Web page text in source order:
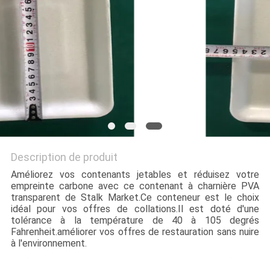
SITE
PRIVACY
POLICY
Description de produit
Améliorez vos contenants jetables et réduisez votre
empreinte carbone avec ce contenant à charnière PVA
transparent de Stalk Market.Ce conteneur est le choix
idéal pour vos offres de collations.Il est doté d'une
tolérance à la température de 40 à 105 degrés
Fahrenheit.améliorer vos offres de restauration sans nuire
à l'environnement.